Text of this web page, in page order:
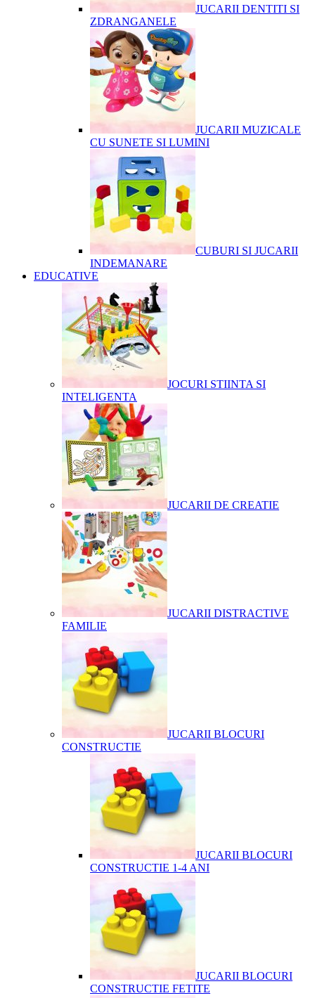
JUCARII DENTITI SI
ZDRANGANELE
JUCARII MUZICALE
CU SUNETE SI LUMINI
CUBURI SI JUCARII
INDEMANARE
EDUCATIVE
JOCURI STIINTA SI
INTELIGENTA
JUCARII DE CREATIE
JUCARII DISTRACTIVE
FAMILIE
JUCARII BLOCURI
CONSTRUCTIE
JUCARII BLOCURI
CONSTRUCTIE 1-4 ANI
JUCARII BLOCURI
CONSTRUCTIE FETITE